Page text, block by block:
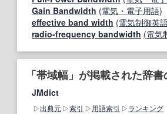
Gain Bandwidth (電気・電子用語)
effective band width (電気制御英
radio-frequency bandwidth (電気
「帯域幅」が掲載された辞書
JMdict
出典元 索引 用語索引 ランキング